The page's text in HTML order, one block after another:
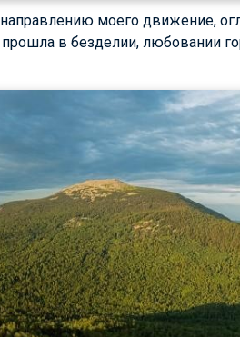
моего движение,
прошла в безделии, любовании